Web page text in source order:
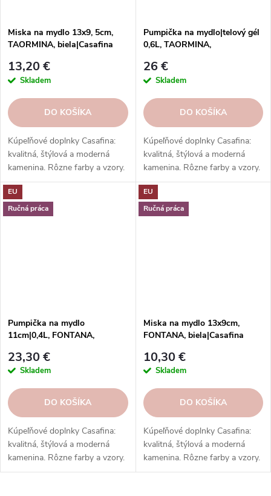
Miska na mydlo 13x9, 5cm,
TAORMINA, biela|Casafina
13,20 €
Skladem
DO KOŠÍKA
Kúpeľňové doplnky Casafina:
kvalitná, štýlová a moderná
kamenina. Rôzne farby a vzory.
Ideálne do kúpeľne. Skvelý
darček.
Pumpička na mydlo|telový gél
0,6L, TAORMINA,
26 €
Skladem
DO KOŠÍKA
Kúpeľňové doplnky Casafina:
kvalitná, štýlová a moderná
kamenina. Rôzne farby a vzory.
Ideálne do kúpeľne. Skvelý
darček.
EU
Ručná práca
Pumpička na mydlo
11cm|0,4L, FONTANA,
23,30 €
Skladem
DO KOŠÍKA
Kúpeľňové doplnky Casafina:
kvalitná, štýlová a moderná
kamenina. Rôzne farby a vzory.
Ideálne do kúpeľne. Skvelý
EU
Ručná práca
Miska na mydlo 13x9cm,
FONTANA, biela|Casafina
10,30 €
Skladem
DO KOŠÍKA
Kúpeľňové doplnky Casafina:
kvalitná, štýlová a moderná
kamenina. Rôzne farby a vzory.
Ideálne do kúpeľne. Skvelý